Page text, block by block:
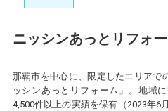
ニッシンあっとリフォ
那覇市を中心に、限定したエリアで
ッシンあっとリフォーム」。地域
4,500件以上の実績を保有（2023年6